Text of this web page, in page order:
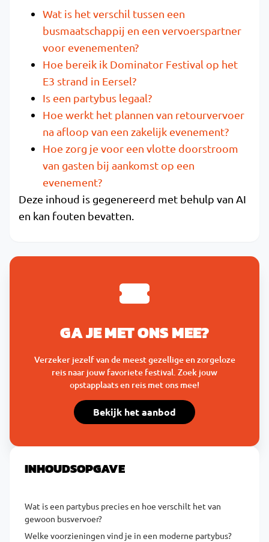
GA JE MET ONS MEE?
Verzeker jezelf van de meest gezellige en zorgeloze
reis naar jouw favoriete festival. Zoek jouw
opstapplaats en reis met ons mee!
Bekijk het aanbod
INHOUDSOPGAVE
Wat is een partybus precies en hoe verschilt het van
gewoon busvervoer?
Welke voorzieningen vind je in een moderne partybus?
Wat is het verschil tussen een
busmaatschappij en een vervoerspartner
voor evenementen?
Hoe bereik ik Dominator Festival op het
E3 strand in Eersel?
Is een partybus legaal?
Hoe werkt het plannen van retourvervoer
na afloop van een zakelijk evenement?
Hoe zorg je voor een vlotte doorstroom
van gasten bij aankomst op een
evenement?
Deze inhoud is gegenereerd met behulp van AI
en kan fouten bevatten.